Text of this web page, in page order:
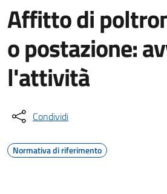
Affitto di
o postazione:
l'attività
Condividi
Normativa di riferimento